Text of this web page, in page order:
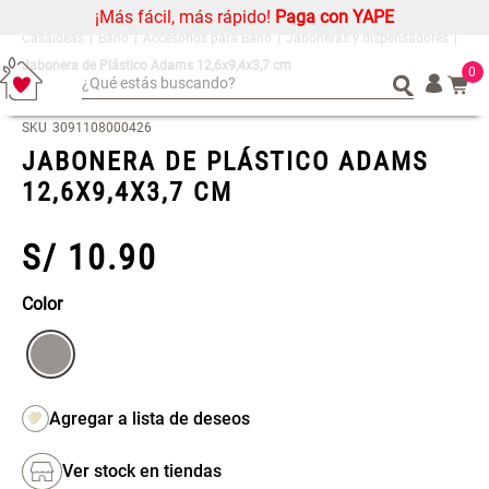
¡Más fácil, más rápido! Paga con YAPE
¿Qué estás buscando? 0
¿Qué estás buscando?
Baño Accesorios para Baño
Jaboneras y dispensadores
Jabonera de Plástico Adams 12,6x9,4x3,7 cm
SKU 3091108000426
JABONERA DE PLÁSTICO ADAMS
12,6X9,4X3,7 CM
S/ 10.90
Color
Ver stock en tiendas
Mueble MDF y Madera Bambú
cm
Organizador
Cojin
Alfombra
Almohada
Mantel
Sabanas
Platos
Cortinas
Organizador
Cojin
Alfombra
Almohada
Mantel
Sabanas
Platos
Cortinas